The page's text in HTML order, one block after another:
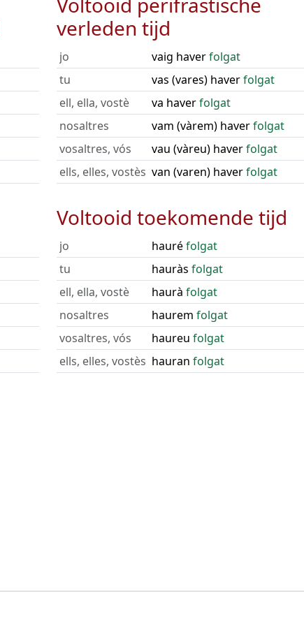
verleden tijd
jo vaig haverfolgat
tu
vas (vares) haverfolgat
ell, ella, vostè
va haverfolgat
nosaltres
vam (vàrem) haverfolgat
vosaltres, vós
vau (vàreu) haverfolgat
ells, elles, vostès van (varen) haverfolgat
Voltooid toekomende tijd
jo hauréfolgat
tu
hauràs folgat
ell, ella, vostè
haurà folgat
nosaltres
haurem folgat
vosaltres, vós
haureu folgat
ells, elles, vostès hauran folgat